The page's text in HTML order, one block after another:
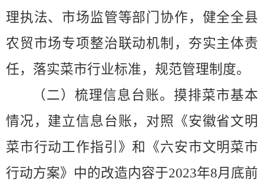
理执法、市场监管等部门协作，健全全县
农贸市场专项整治联动机制，夯实主体责
任，落实菜市行业标准，规范管理制度。
（二）梳理信息台账。 摸排菜市基本
情况， 建立信息台账，对照《安徽省文明
菜市行动工作指引》和《六安市文明菜市
行动方案》中的改造内容于2023年8月底前